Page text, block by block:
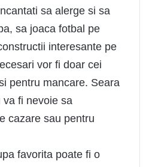
sa alerge si sa
sa joaca fotbal pe
interesante pe
vor fi doar cei
pentru mancare. Seara
va fi nevoie sa
cazare sau pentru
favorita poate fi o